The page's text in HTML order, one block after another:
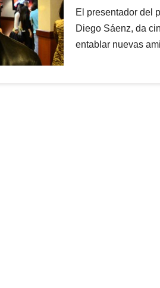
El presentador del
Diego Sáenz, da
entablar nuevas